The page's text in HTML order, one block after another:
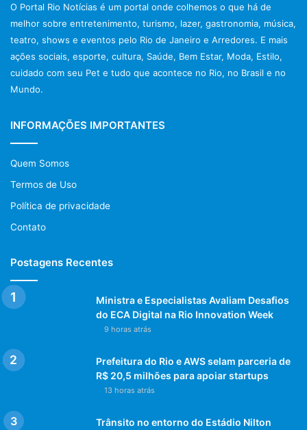
O Portal Rio Notícias é um portal onde colhemos o que há de
melhor sobre entretenimento, turismo, lazer, gastronomia, música,
teatro, shows e eventos pelo Rio de Janeiro e Arredores. E mais
ações sociais, esporte, cultura, Saúde, Bem Estar, Moda, Estilo,
cuidado com seu Pet e tudo que acontece no Rio, no Brasil e no
Mundo.
INFORMAÇÕES IMPORTANTES
Quem Somos
Termos de Uso
Política de privacidade
Contato
Postagens Recentes
Ministra e Especialistas Avaliam Desafios
do ECA Digital na Rio Innovation Week
9 horas atrás
Prefeitura do Rio e AWS selam parceria de
R$ 20,5 milhões para apoiar startups
13 horas atrás
Trânsito no entorno do Estádio Nilton